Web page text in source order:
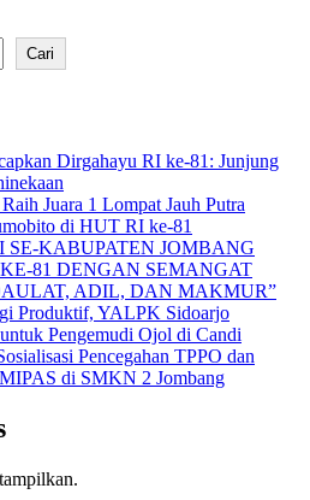
Cari
Dirgahayu RI ke-81: Junjung
Juara 1 Lompat Jauh Putra
di HUT RI ke-81
SE-KABUPATEN JOMBANG
81 DENGAN SEMANGAT
ADIL, DAN MAKMUR”
Produktif, YALPK Sidoarjo
Pengemudi Ojol di Candi
Pencegahan TPPO dan
di SMKN 2 Jombang